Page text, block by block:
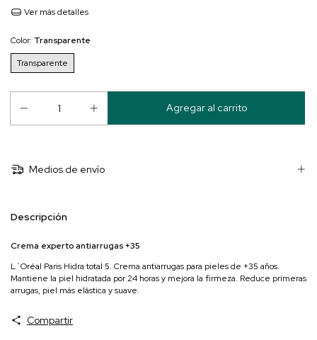
Ver más detalles
Color: Transparente
Transparente
Medios de envío
Descripción
Crema experto antiarrugas +35
L´Oréal Paris Hidra total 5. Crema antiarrugas para pieles de +35 años.
Mantiene la piel hidratada por 24 horas y mejora la firmeza. Reduce primeras
arrugas, piel más elástica y suave.
Compartir